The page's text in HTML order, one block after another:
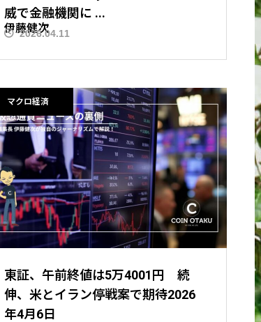
威で金融機関に ...
2026.04.11
伊藤健次
ニュース解説
マクロ経済
東証、午前終値は5万4001円 続
伸、米とイラン停戦案で期待2026
年4月6日